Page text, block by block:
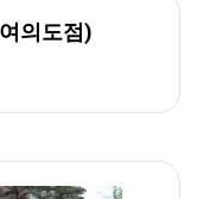
의도점)